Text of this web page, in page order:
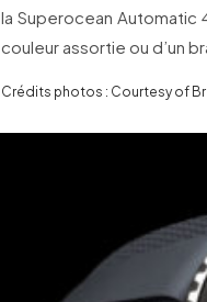
la Superocean
couleur assortie ou d’un
Crédits photos : Courtesy of